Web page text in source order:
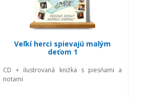
Veľkí herci spievajú malým
deťom 1
CD + ilustrovaná knižka s piesňami a
notami